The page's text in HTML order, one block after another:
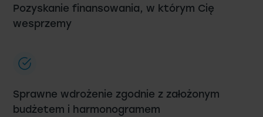
Pozyskanie finansowania, w którym Cię
wesprzemy
Sprawne wdrożenie zgodnie z założonym
budżetem i harmonogramem